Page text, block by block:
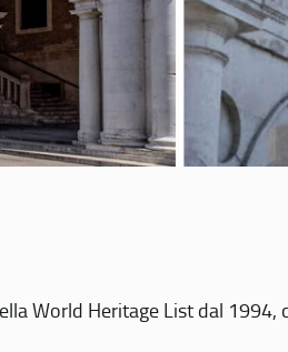
World Heritage List dal 1994,